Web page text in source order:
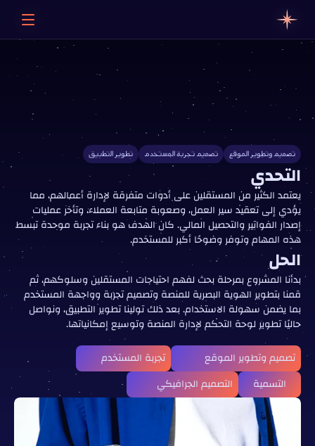
تطبيقبايلو
منصة للمستقلين تهدف إلى
إصدار
الفواتير،إدارةالعملاء،وتنظيمالمشاريعفيمكان واحد. تطوير التطبيق تصميم تجربة المستخدم تصميم وتطوير الموقع
التحدي
يعتمد الكثير من المستقلين على أدوات متفرقة لإدارة أعمالهم، مما
يؤدي إلى تعقيد سير العمل، وصعوبة متابعة العملاء، وتأخر عمليات
إصدار الفواتير والتحصيل المالي. كان الهدف هو بناء تجربة موحدة تبسط
هذه المهام وتوفر وضوحًا أكبر للمستخدم.
الحل
بدأنا المشروع بمرحلة بحث لفهم احتياجات المستقلين وسلوكهم، ثم
قمنا بتطوير الهوية البصرية للمنصة وتصميم تجربة وواجهة المستخدم
بما يضمن سهولة الاستخدام. بعد ذلك تولينا تطوير التطبيق، ونواصل
حاليًا تطوير لوحة التحكم لإدارة المنصة وتوسيع إمكانياتها.
قمنابـ:
تجربة المستخدم
تصميم وتطوير الموقع
التصميم الجرافيكي
التسمية